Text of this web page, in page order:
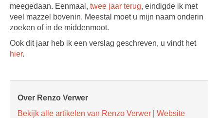
meegedaan. Eenmaal, twee jaar terug, eindigde ik met
veel mazzel bovenin. Meestal moet u mijn naam onderin
zoeken of in de middenmoot.
Ook dit jaar heb ik een verslag geschreven, u vindt het
hier.
Over Renzo Verwer
Bekijk alle artikelen van Renzo Verwer
Website